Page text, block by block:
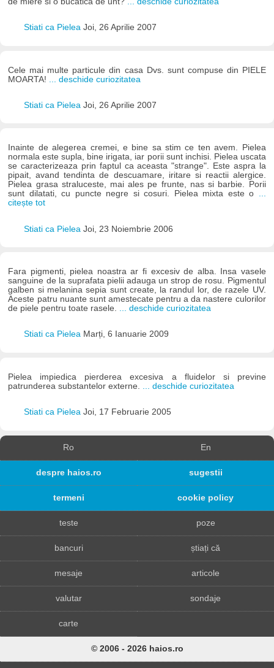
Stiati ca Pielea Joi, 26 Aprilie 2007
Cele mai multe particule din casa Dvs. sunt compuse din PIELE
MOARTA!
... deschide curiozitatea
Stiati ca Pielea Joi, 26 Aprilie 2007
Inainte de alegerea cremei, e bine sa stim ce ten avem. Pielea
normala este supla, bine irigata, iar porii sunt inchisi. Pielea uscata
se caracterizeaza prin faptul ca aceasta "strange". Este aspra la
pipait, avand tendinta de descuamare, iritare si reactii alergice.
Pielea grasa straluceste, mai ales pe frunte, nas si barbie. Porii
sunt dilatati, cu puncte negre si cosuri. Pielea mixta este o ...
citește tot
Stiati ca Pielea Joi, 23 Noiembrie 2006
Fara pigmenti, pielea noastra ar fi excesiv de alba. Insa vasele
sanguine de la suprafata pielii adauga un strop de rosu. Pigmentul
galben si melanina sepia sunt create, la randul lor, de razele UV.
Aceste patru nuante sunt amestecate pentru a da nastere culorilor
de piele pentru toate rasele. ... deschide curiozitatea
Stiati ca Pielea Marți, 6 Ianuarie 2009
Pielea impiedica pierderea excesiva a fluidelor si previne
patrunderea substantelor externe.
... deschide curiozitatea
Stiati ca Pielea Joi, 17 Februarie 2005
Ro En
despre haios.ro sugestii
termeni cookie policy
teste poze
bancuri știați că
mesaje articole
valutar sondaje
carte
© 2006 - 2026 haios.ro